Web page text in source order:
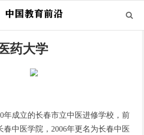
药大学
年成立的长春市立中医进修学校，前
春中医学院，2006年更名为长春中医